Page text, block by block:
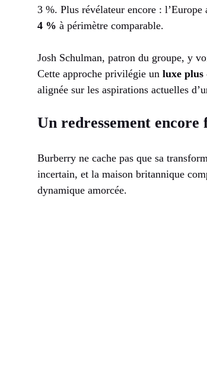
3 %. Plus révélateur encore : l’Europe
4 % à périmètre comparable.
Josh Schulman, patron du groupe, y
Cette approche privilégie un luxe plus
alignée sur les aspirations actuelles
Un redressement
Burberry ne cache pas que sa
incertain, et la maison britannique
dynamique amorcée.